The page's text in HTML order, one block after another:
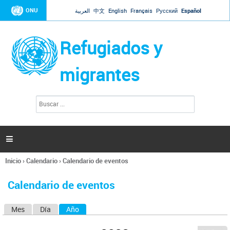
Jump to navigation
ONU العربية 中文 English Français Русский Español
Refugiados y
migrantes
l
s

Se
usted
Inicio›Calendario›Calendario de eventos
Calendario de eventos
Mes Día Año